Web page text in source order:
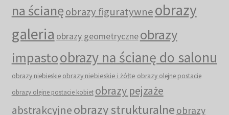
na ścianęobrazy figuratywneobrazy
galeria obrazy geometryczneobrazy
impastoobrazy na ścianę do salonu
obrazy niebieskie obrazy niebieskie i żółte obrazy olejne postacie
obrazy olejne postacie kobiet obrazy pejzaże
abstrakcyjneobrazy strukturalne obrazy